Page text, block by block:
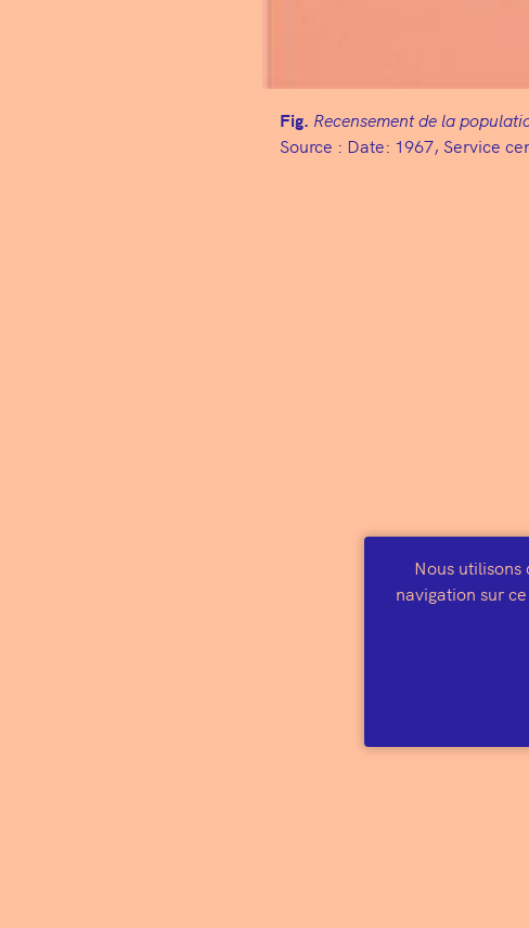
Nous
navigation sur
Fig. Recensement de la
Source : Date: 1967, Service